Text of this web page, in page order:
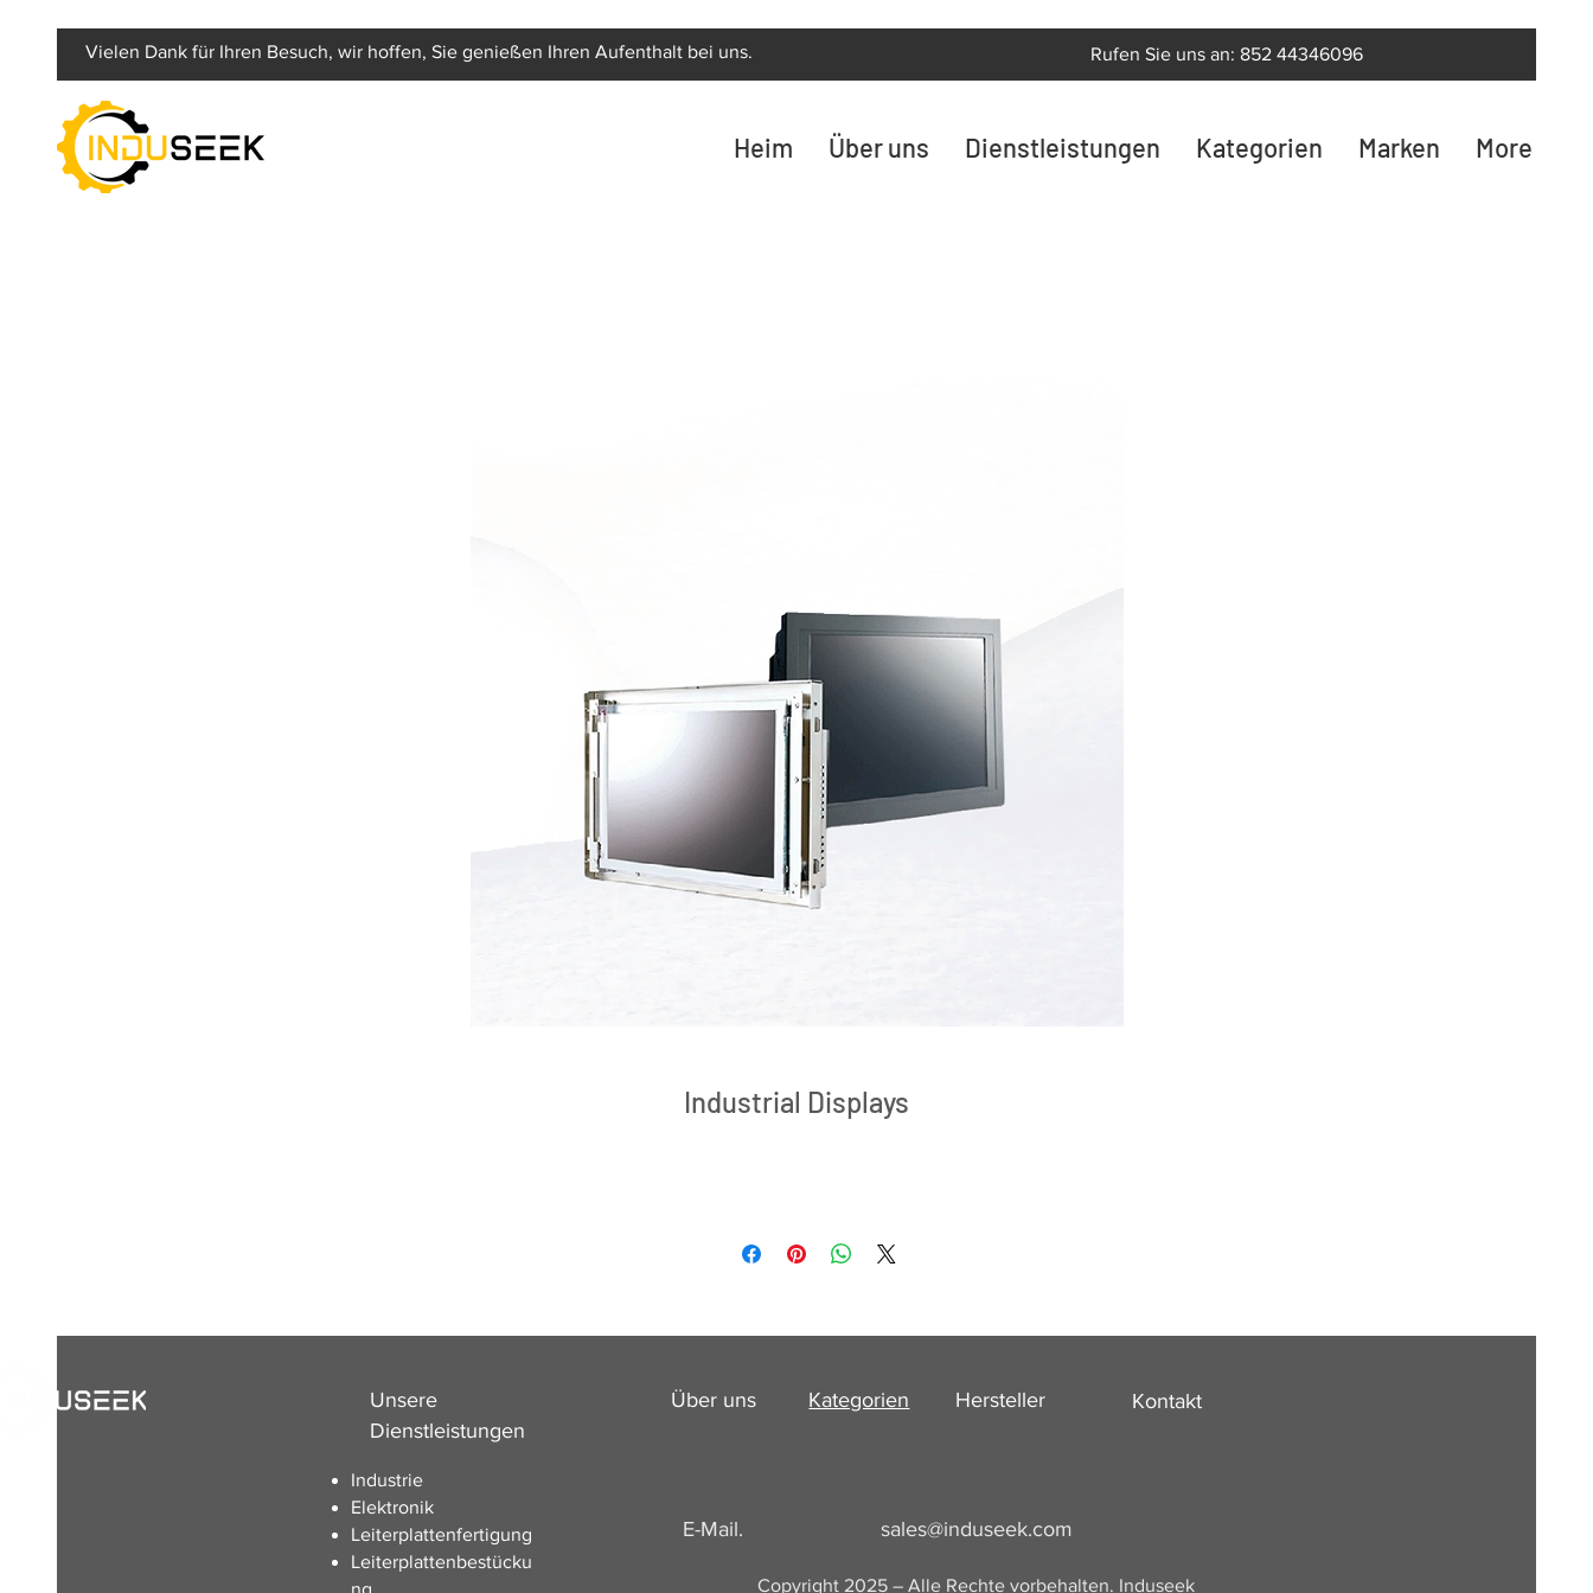
Vielen Dank für Ihren Besuch, wir hoffen, Sie genießen Ihren Aufenthalt bei uns. Rufen Sie uns an: 852 44346096
Heim Über uns Dienstleistungen Kategorien Marken More
Industrial Displays
Unsere
Dienstleistungen
Industrie
Elektronik
Leiterplattenfertigung
Leiterplattenbestücku
ng
Über uns Kategorien Hersteller Kontakt
E-Mail. sales@induseek.com
Copyright 2025 – Alle Rechte vorbehalten. Induseek